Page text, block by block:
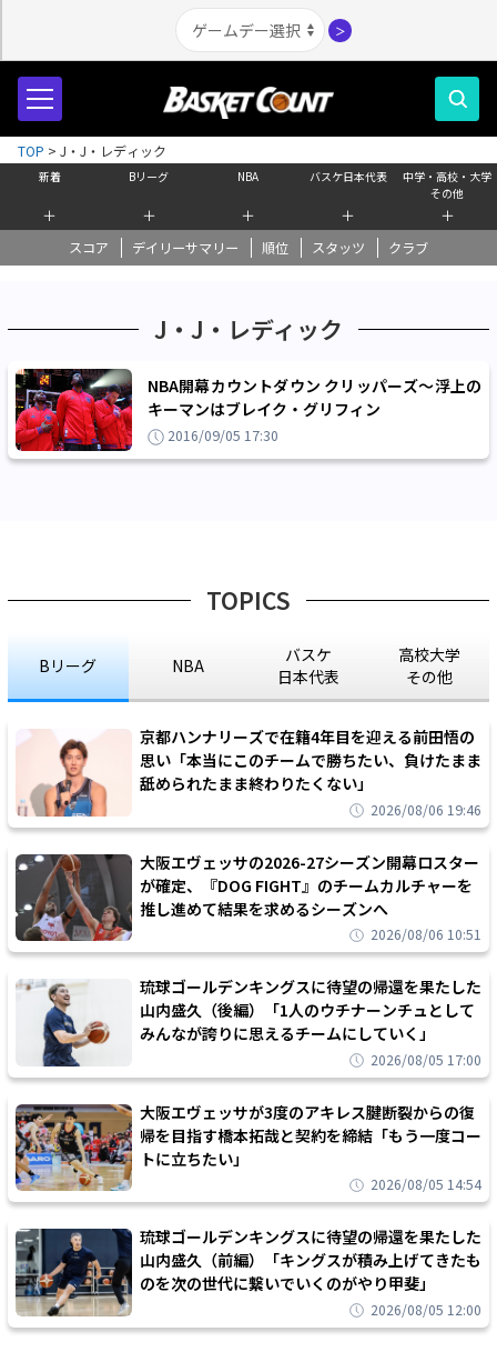
＞
新着
＋
Bリーグ
＋
NBA
＋
バスケ日本代表
＋
中学・高校・大学
その他
＋
スコア デイリーサマリー 順位 スタッツ クラブ
TOP > J・J・レディック
J・J・レディック
NBA開幕カウントダウン クリッパーズ～浮上の
キーマンはブレイク・グリフィン
2016/09/05 17:30
TOPICS
Bリーグ NBA
バスケ
日本代表
高校大学
その他
京都ハンナリーズで在籍4年目を迎える前田悟の
思い「本当にこのチームで勝ちたい、負けたまま
舐められたまま終わりたくない」
2026/08/06 19:46
大阪エヴェッサの2026-27シーズン開幕ロスター
が確定、『DOG FIGHT』のチームカルチャーを
推し進めて結果を求めるシーズンへ
2026/08/06 10:51
琉球ゴールデンキングスに待望の帰還を果たした
山内盛久（後編）「1人のウチナーンチュとして
みんなが誇りに思えるチームにしていく」
2026/08/05 17:00
大阪エヴェッサが3度のアキレス腱断裂からの復
帰を目指す橋本拓哉と契約を締結「もう一度コー
トに立ちたい」
2026/08/05 14:54
琉球ゴールデンキングスに待望の帰還を果たした
山内盛久（前編）「キングスが積み上げてきたも
のを次の世代に繋いでいくのがやり甲斐」
2026/08/05 12:00